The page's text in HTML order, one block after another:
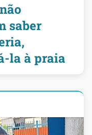
saber
la à praia